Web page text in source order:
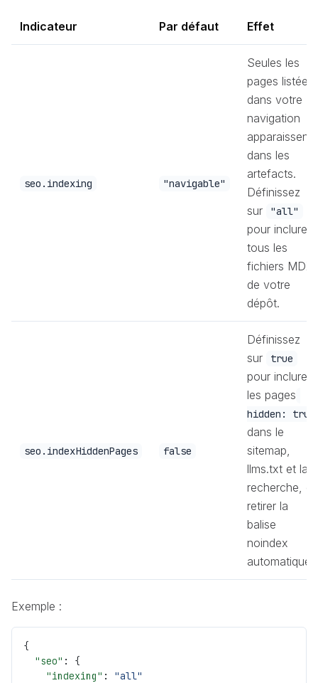
Indicateur Par défaut Effet
seo.indexing "navigable"
Seules les
pages listées
dans votre
navigation
apparaissent
dans les
artefacts.
Définissez
sur
"all"
pour inclure
tous les
fichiers MDX
de votre
dépôt.
seo.indexHiddenPages false
Définissez
sur
true
pour inclure
les pages
hidden: true
dans le
sitemap,
llms.txt et la
recherche, et
retirer la
balise
noindex
automatique.
Exemple :
{
  "seo"
: {
    "indexing"
: "all"